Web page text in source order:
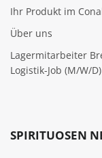
Ihr Produkt im
Über uns
Lagermitarbeiter
Logistik-Job (M/W/D)
SPIRITUOSEN